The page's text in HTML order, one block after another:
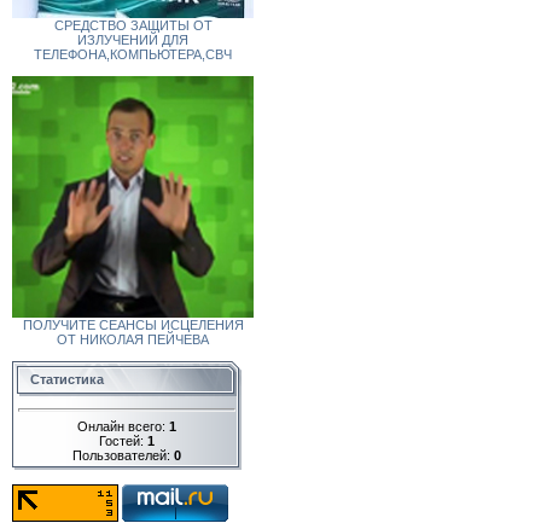
СРЕДСТВО ЗАЩИТЫ ОТ
ИЗЛУЧЕНИЙ ДЛЯ
ТЕЛЕФОНА,КОМПЬЮТЕРА,СВЧ
ПОЛУЧИТЕ СЕАНСЫ ИСЦЕЛЕНИЯ
ОТ НИКОЛАЯ ПЕЙЧЕВА
Статистика
Онлайн всего: 1
Гостей: 1
Пользователей: 0